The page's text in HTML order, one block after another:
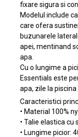
fixare sigura si
Modelul include
care ofera
buzunarele
apei, mentinand
apa.
Cu o lungime a
Essentials este
apa, zile la
Caracteristici
• Material 100%
• Talie elastica
• Lungime picior: